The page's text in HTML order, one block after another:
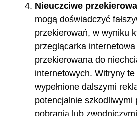
Nieuczciwe
mogą doświadczyć
przekierowań, w wyniku
przeglądarka
przekierowana do
internetowych. Witryny
wypełnione dalszymi
potencjalnie szkodliwymi
pobrania lub